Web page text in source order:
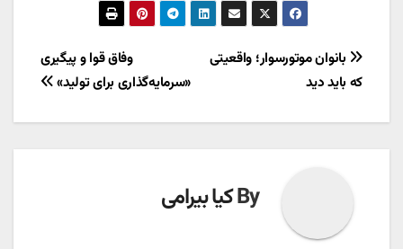
راهبری
نوشته
وفاق قوا و پیگیری
«سرمایه‌گذاری برای تولید»
بانوان موتورسوار؛ واقعیتی
که باید دید
Byکیا بیرامی